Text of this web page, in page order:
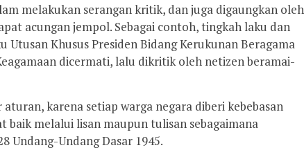
melakukan serangan kritik, dan juga digaungkan oleh
acungan jempol. Sebagai contoh, tingkah laku dan
Utusan Khusus Presiden Bidang Kerukunan Beragama
dicermati, lalu dikritik oleh netizen beramai-
karena setiap warga negara diberi kebebasan
baik melalui lisan maupun tulisan sebagaimana
Undang-Undang Dasar 1945.